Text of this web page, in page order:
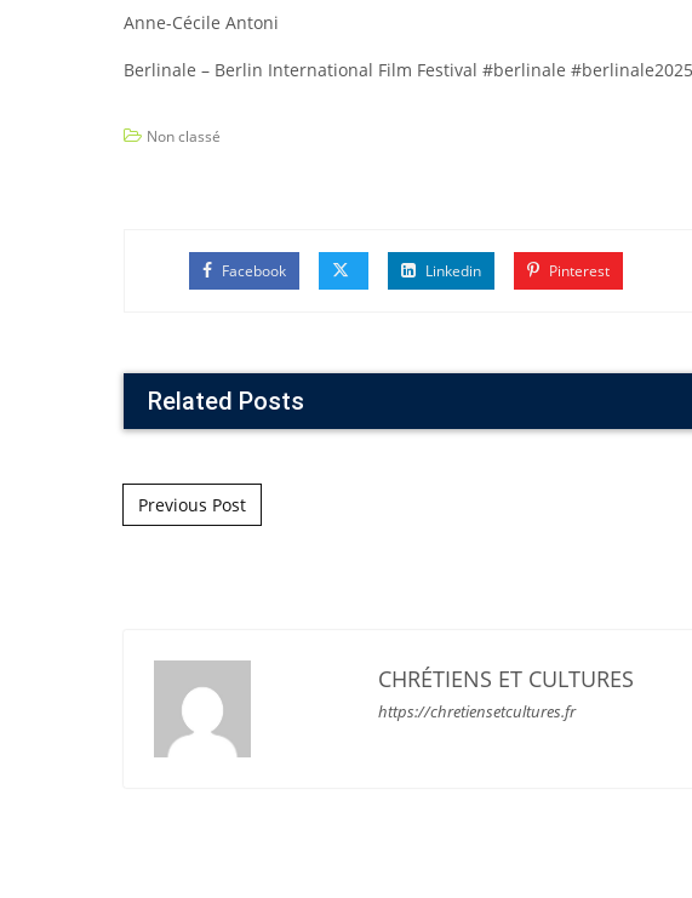
Anne-Cécile Antoni
Berlinale – Berlin International Film Festival #berlinale #berlinale2025
Non classé
Facebook Linkedin Pinterest
Related Posts
Post navigation
Previous Post
CHRÉTIENS ET CULTURES
https://chretiensetcultures.fr